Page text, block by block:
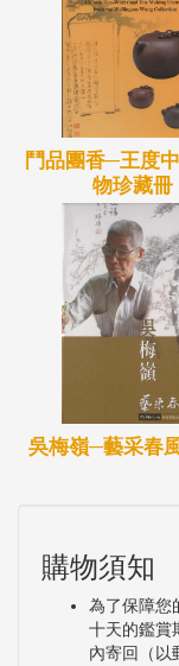
鬥品團香─王度
物珍藏冊
吳梅嶺─藝采春
購物須知
為了保障您
十天的鑑賞
內寄回（以